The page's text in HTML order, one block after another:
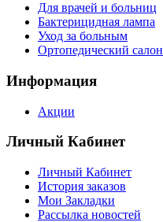
Для врачей и больниц
Бактерицидная лампа
Уход за больным
Ортопедический салон
Информация
Акции
Личный Кабинет
Личный Кабинет
История заказов
Мои Закладки
Рассылка новостей